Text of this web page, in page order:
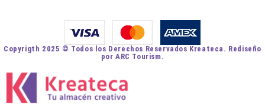
Copyrigth 2025 © Todos los Derechos Reservados Kreateca. Rediseño
por ARC Tourism.